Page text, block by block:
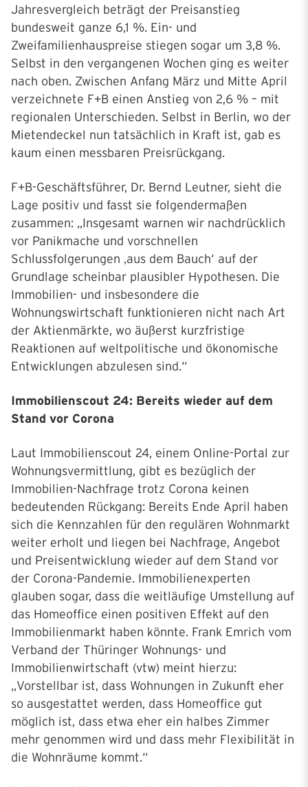
Jahresvergleich beträgt der Preisanstieg
bundesweit ganze 6,1 %. Ein- und
Zweifamilienhauspreise stiegen sogar um 3,8 %.
Selbst in den vergangenen Wochen ging es weiter
nach oben. Zwischen Anfang März und Mitte April
verzeichnete F+B einen Anstieg von 2,6 % – mit
regionalen Unterschieden. Selbst in Berlin, wo der
Mietendeckel nun tatsächlich in Kraft ist, gab es
kaum einen messbaren Preisrückgang.
F+B-Geschäftsführer, Dr. Bernd Leutner, sieht die
Lage positiv und fasst sie folgendermaßen
zusammen: „Insgesamt warnen wir nachdrücklich
vor Panikmache und vorschnellen
Schlussfolgerungen ‚aus dem Bauch‘ auf der
Grundlage scheinbar plausibler Hypothesen. Die
Immobilien- und insbesondere die
Wohnungswirtschaft funktionieren nicht nach Art
der Aktienmärkte, wo äußerst kurzfristige
Reaktionen auf weltpolitische und ökonomische
Entwicklungen abzulesen sind.“
Immobilienscout 24: Bereits wieder auf dem
Stand vor Corona
Laut Immobilienscout 24, einem Online-Portal zur
Wohnungsvermittlung, gibt es bezüglich der
Immobilien-Nachfrage trotz Corona keinen
bedeutenden Rückgang: Bereits Ende April haben
sich die Kennzahlen für den regulären Wohnmarkt
weiter erholt und liegen bei Nachfrage, Angebot
und Preisentwicklung wieder auf dem Stand vor
der Corona-Pandemie. Immobilienexperten
glauben sogar, dass die weitläufige Umstellung auf
das Homeoffice einen positiven Effekt auf den
Immobilienmarkt haben könnte. Frank Emrich vom
Verband der Thüringer Wohnungs- und
Immobilienwirtschaft (vtw) meint hierzu:
„Vorstellbar ist, dass Wohnungen in Zukunft eher
so ausgestattet werden, dass Homeoffice gut
möglich ist, dass etwa eher ein halbes Zimmer
mehr genommen wird und dass mehr Flexibilität in
die Wohnräume kommt.“